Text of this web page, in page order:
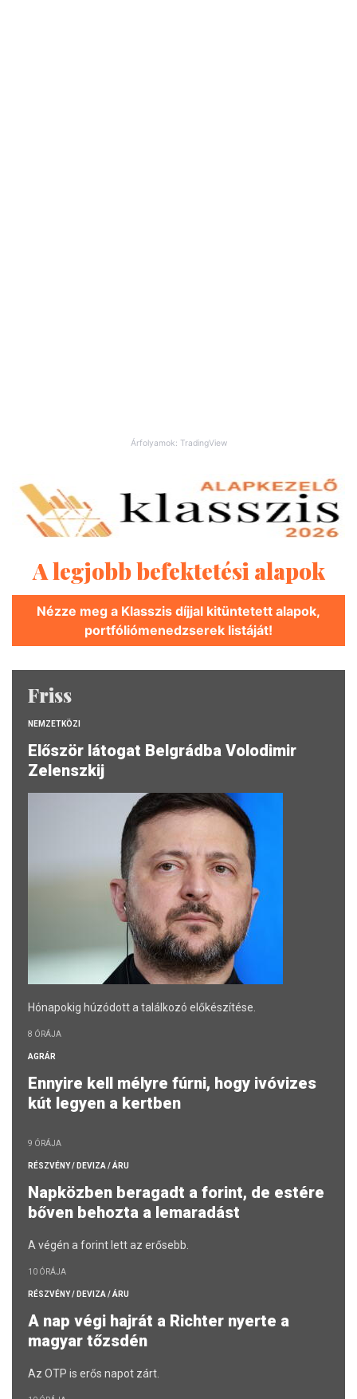
Árfolyamok: TradingView
A legjobb befektetési alapok
Nézze meg a Klasszis díjjal kitüntetett alapok,
portfóliómenedzserek listáját!
Friss
NEMZETKÖZI
Először látogat Belgrádba Volodimir
Zelenszkij
Hónapokig húzódott a találkozó előkészítése.
8 ÓRÁJA
AGRÁR
Ennyire kell mélyre fúrni, hogy ivóvizes
kút legyen a kertben
9 ÓRÁJA
RÉSZVÉNY / DEVIZA / ÁRU
Napközben beragadt a forint, de estére
bőven behozta a lemaradást
A végén a forint lett az erősebb.
10 ÓRÁJA
RÉSZVÉNY / DEVIZA / ÁRU
A nap végi hajrát a Richter nyerte a
magyar tőzsdén
Az OTP is erős napot zárt.